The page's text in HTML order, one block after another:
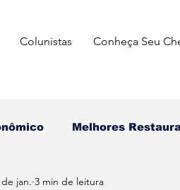
Colunistas Conheça Seu
Melhores
⁠Insiders
jan. 3 min de leitura